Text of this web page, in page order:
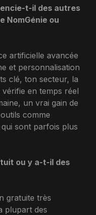
t-il des autres
NomGénie ou
artificielle avancée
et personnalisation
clé, ton secteur, la
en temps réel
un vrai gain de
comme
sont parfois plus
ou y a-t-il des
gratuite très
plupart des